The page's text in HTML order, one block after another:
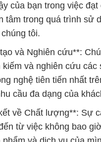
của bạn trong việc
tâm trong quá trình sử
tôi.
và Nghiên cứu**:
và nghiên cứu các
nghệ tiên tiến nhất
cầu đa dạng của
về Chất lượng**: Sự
từ việc không bao